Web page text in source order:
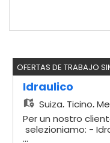
OFERTAS DE TRABAJO
Idraulico
Suiza, Ticino,
Per un nostro
selezioniamo: -
- Comprovata
...